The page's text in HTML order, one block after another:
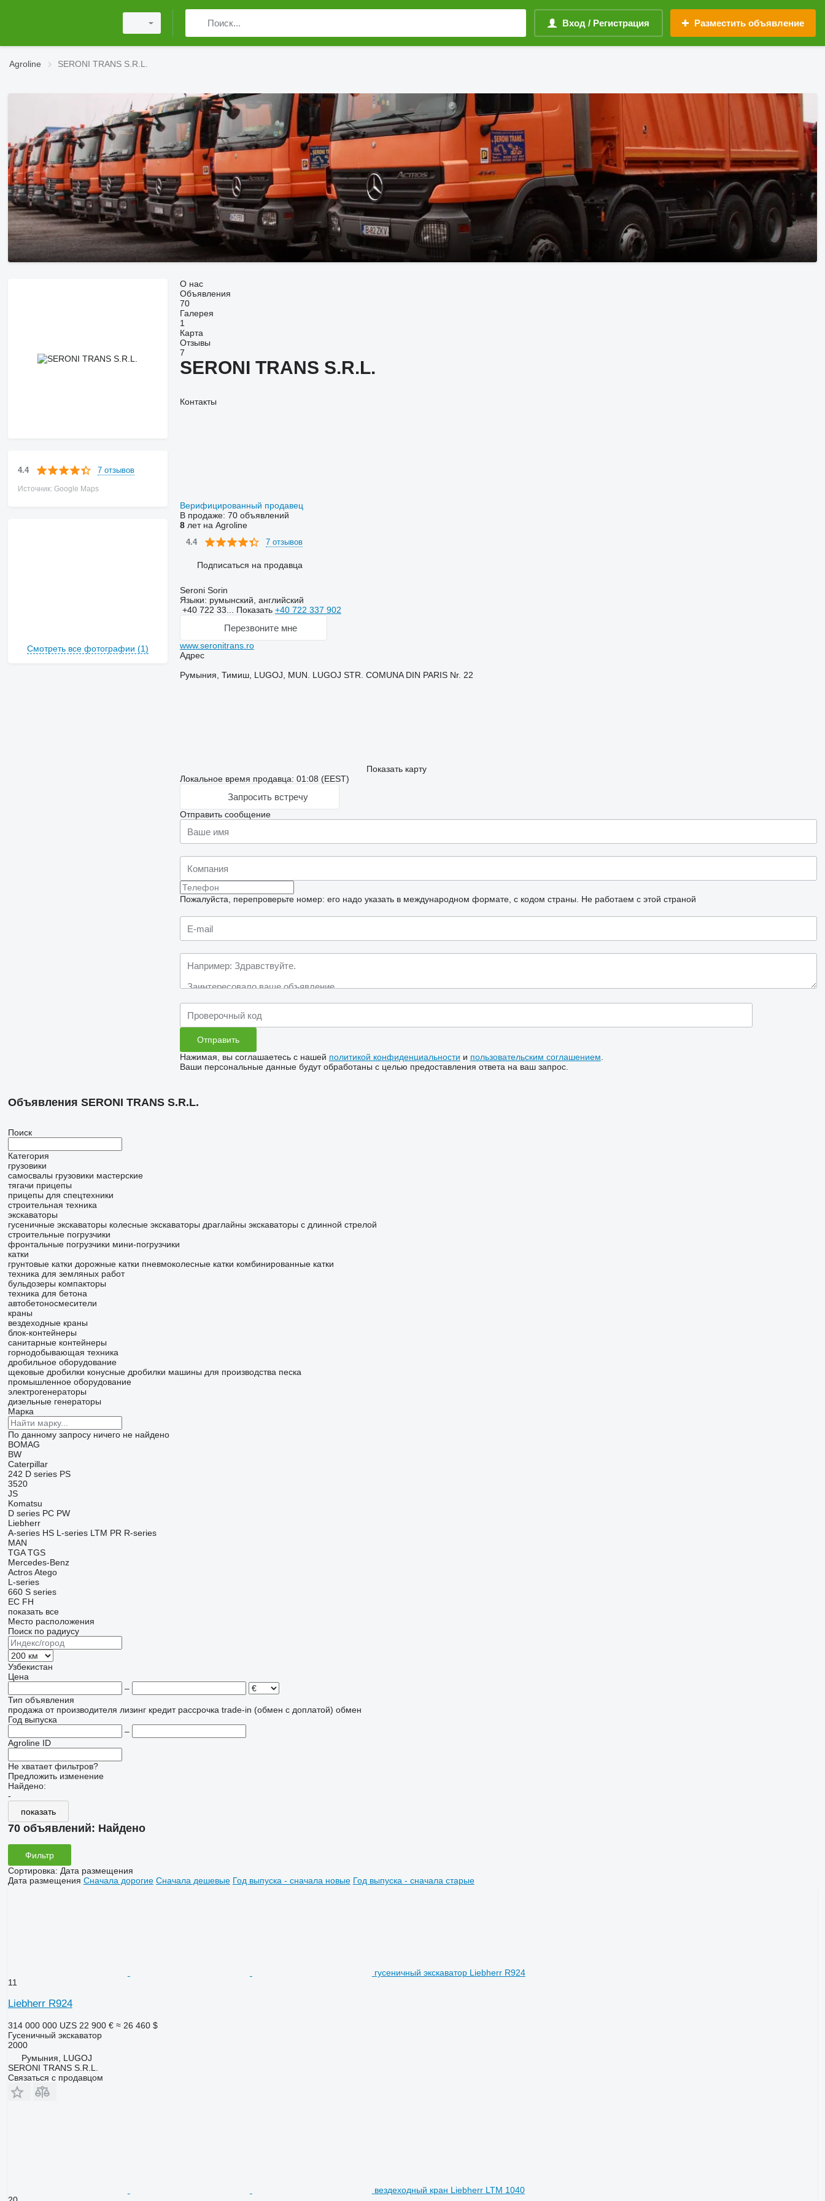
Вход / Регистрация Разместить объявление
Agroline SERONI TRANS S.R.L.
4.4 7 отзывов
Источник: Google Maps
Смотреть все фотографии (1)
О нас
Объявления
70
Галерея
1
Карта
Отзывы
7
SERONI TRANS S.R.L.
Контакты
Верифицированный продавец
В продаже: 70 объявлений
8лет на Agroline
4.4 7 отзывов
Подписаться на продавца
Seroni Sorin
Языки: румынский, английский
+40 722 33... Показать +40 722 337 902
Перезвоните мне
www.seronitrans.ro
Адрес
Румыния, Тимиш, LUGOJ, MUN. LUGOJ STR. COMUNA DIN PARIS Nr. 22
Показать карту
Локальное время продавца: 01:08 (EEST)
Запросить встречу
Отправить сообщение
Пожалуйста, перепроверьте номер: его надо указать в международном формате, с кодом страны. Не работаем с этой страной
Нажимая, вы соглашаетесь с нашей политикой конфиденциальности и пользовательским соглашением
Ваши персональные данные будут обработаны с целью предоставления ответа на ваш запрос.
Объявления SERONI TRANS S.R.L.
Поиск
Категория
грузовики
самосвалы грузовики мастерские
тягачи прицепы
прицепы для спецтехники
строительная техника
экскаваторы
гусеничные экскаваторы колесные экскаваторы драглайны экскаваторы с длинной стрелой
строительные погрузчики
фронтальные погрузчики мини-погрузчики
катки
грунтовые катки дорожные катки пневмоколесные катки комбинированные катки
техника для земляных работ
бульдозеры компакторы
техника для бетона
автобетоносмесители
краны
вездеходные краны
блок-контейнеры
санитарные контейнеры
горнодобывающая техника
дробильное оборудование
щековые дробилки конусные дробилки машины для производства песка
промышленное оборудование
электрогенераторы
дизельные генераторы
Марка
По данному запросу ничего не найдено
BOMAG
BW
Caterpillar
242 D series PS
3520
JS
Komatsu
D series PC PW
Liebherr
A-series HS L-series LTM PR R-series
MAN
TGA TGS
Mercedes-Benz
Actros Atego
L-series
660 S series
EC FH
показать все
Место расположения
Поиск по радиусу
Узбекистан
Цена
–
Тип объявления
продажа от производителя лизинг кредит рассрочка trade-in (обмен с доплатой) обмен
Год выпуска
–
Agroline ID
Не хватает фильтров?
Предложить изменение
Найдено:
-
показать
70 объявлений: Найдено
Фильтр
Сортировка: Дата размещения
Дата размещения Сначала дорогие Сначала дешевые Год выпуска - сначала новые Год выпуска - сначала старые
гусеничный экскаватор Liebherr R924
11
Liebherr R924
314 000 000 UZS 22 900 € ≈ 26 460 $
Гусеничный экскаватор
2000
Румыния, LUGOJ
SERONI TRANS S.R.L.
Связаться с продавцом
вездеходный кран Liebherr LTM 1040